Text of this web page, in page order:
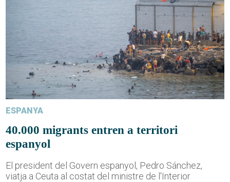
ESPANYA
40.000 migrants entren a territori
espanyol
El president del Govern espanyol, Pedro Sánchez,
viatja a Ceuta al costat del ministre de l'Interior